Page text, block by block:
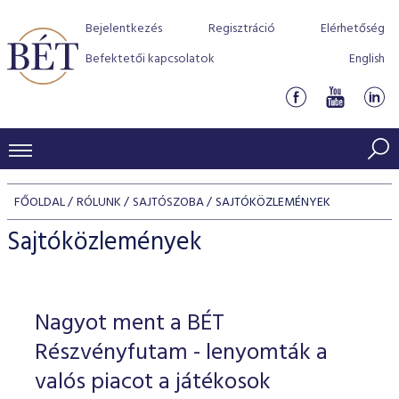
Bejelentkezés Regisztráció
Elérhetőség
Befektetői kapcsolatok
English
KERESKEDÉSI ADATOK
INDEXEK
Jelzáloglevél indexek
Vállalati kötvény indexek
Azonnali Piac
Részvények
Származékos piac
BEFEKTETŐK
Részvény szekció
Hitelpapír szekció
BÉT szabályzatok
Befektetővédelem
Alkalmazott díjstruktúra
Elszámolás
Részvény és vállalati kötvény tőzsdei bevezetését
program
BÉT Xtend - Részvénypiac egyszerűen
TŐZSDETAGOK
Tőzsdetagok, üzletkötők
VENDOROK
FŐOLDAL RÓLUNK SAJTÓSZOBA SAJTÓKÖZLEMÉNYEK
Sajtóközlemények
Nagyot ment a BÉT
Részvényfutam - lenyomták a
valós piacot a játékosok